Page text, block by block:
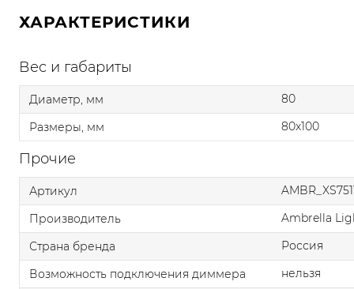
ХАРАКТЕРИСТИКИ
Вес и габариты
Диаметр, мм
80
Размеры, мм
80x100
Прочие
Артикул
Производитель
Ambrella
Страна бренда
Россия
Возможность подключения диммера
нельзя